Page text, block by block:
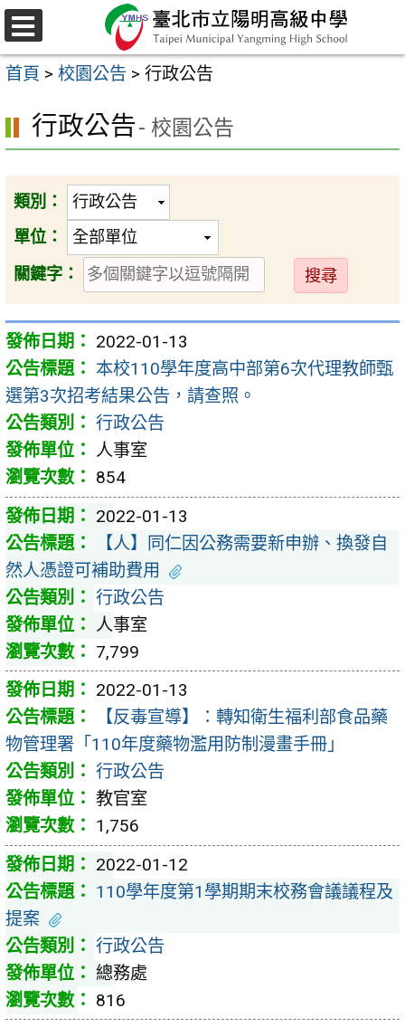
跳
至
主
內
容
區
選
單
首頁 > 校園公告 > 行政公告
行政公告- 校園公告
類別：
單位：
關鍵字：
送
出
2022-01-13
本校110學年度高中部第6次代理教師甄
選第3次招考結果公告，請查照。
行政公告
人事室
854
2022-01-13
【人】同仁因公務需要新申辦、換發自
然人憑證可補助費用
行政公告
人事室
7,799
2022-01-13
【反毒宣導】：轉知衛生福利部食品藥
物管理署「110年度藥物濫用防制漫畫手冊」
行政公告
教官室
1,756
2022-01-12
110學年度第1學期期末校務會議議程及
提案
行政公告
總務處
816